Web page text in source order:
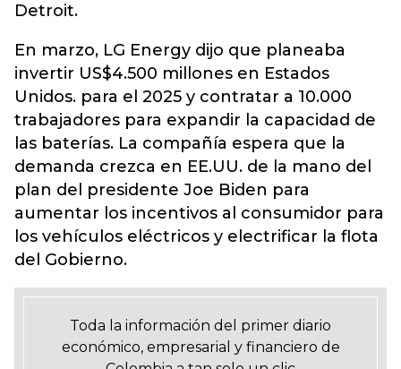
Detroit.
En marzo, LG Energy dijo que planeaba
invertir US$4.500 millones en Estados
Unidos. para el 2025 y contratar a 10.000
trabajadores para expandir la capacidad de
las baterías. La compañía espera que la
demanda crezca en EE.UU. de la mano del
plan del presidente Joe Biden para
aumentar los incentivos al consumidor para
los vehículos eléctricos y electrificar la flota
del Gobierno.
Toda la información del primer diario
económico, empresarial y financiero de